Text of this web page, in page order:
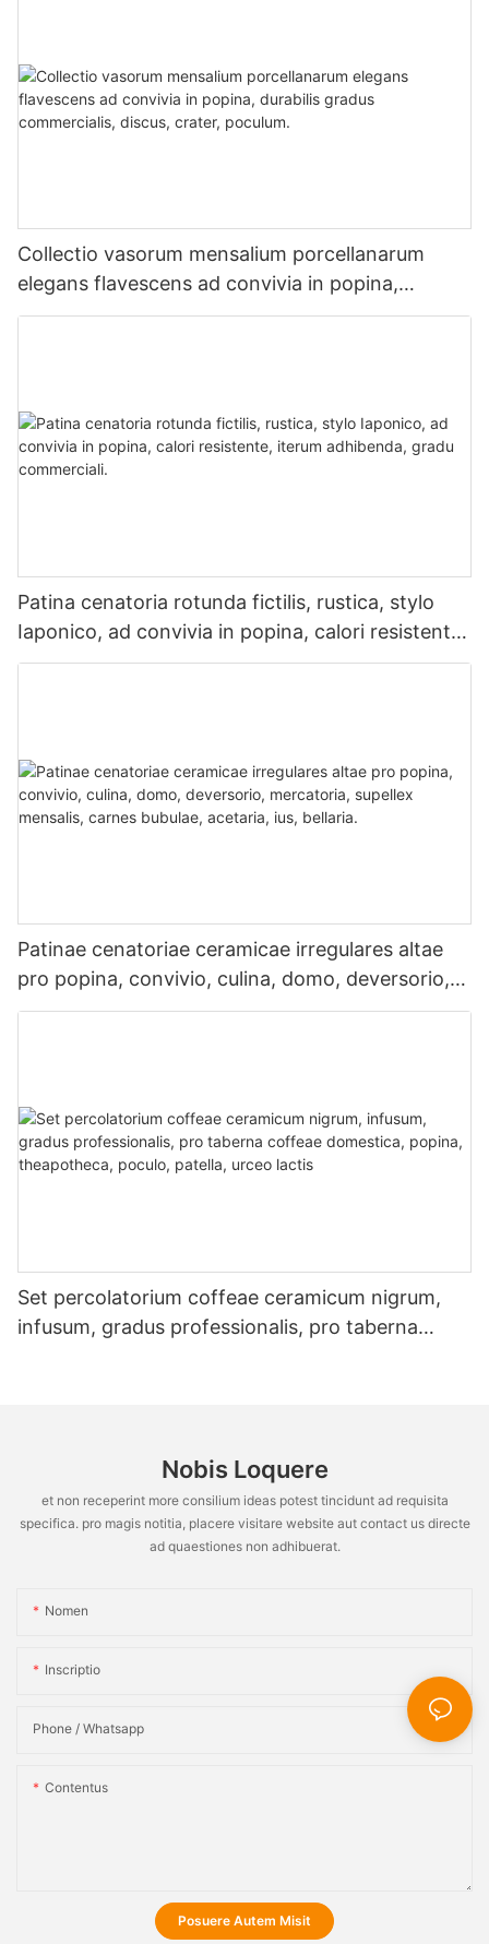
Collectio vasorum mensalium porcellanarum
elegans flavescens ad convivia in popina,
durabilis gradus commercialis, discus, crater,
Patina cenatoria rotunda fictilis, rustica, stylo
Iaponico, ad convivia in popina, calori resistente,
iterum adhibenda, gradu commerciali.
Patinae cenatoriae ceramicae irregulares altae
pro popina, convivio, culina, domo, deversorio,
mercatoria, supellex mensalis, carnes bubulae,
Set percolatorium coffeae ceramicum nigrum,
infusum, gradus professionalis, pro taberna
Nobis Loquere
et non receperint more consilium ideas potest tincidunt ad requisita
specifica. pro magis notitia, placere visitare website aut contact us directe
ad quaestiones non adhibuerat.
Nomen
Inscriptio
Phone / Whatsapp
Contentus
Posuere Autem Misit